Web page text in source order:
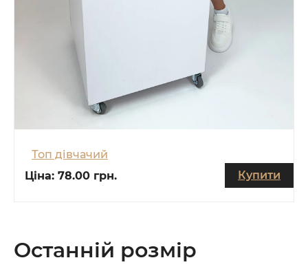
Топ дівчачий
Ціна: 78.00 грн. Купити
Останній розмір